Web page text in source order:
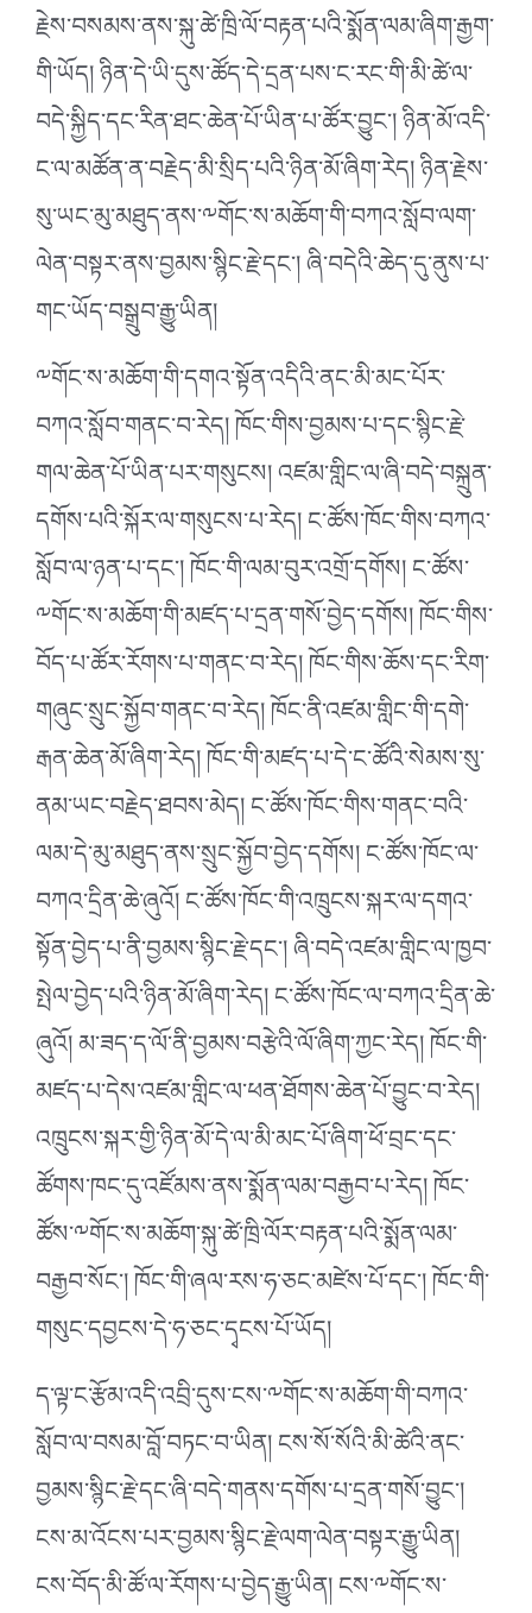
རྗེས་བསམས་ནས་སྐུ་ཚེ་ཁྲི་ལོ་བརྟན་པའི་སྨོན་ལམ་ཞིག་རྒྱག་
གི་ཡོད། ཉིན་དེ་ཡི་དུས་ཚོད་དེ་དྲན་པས་ང་རང་གི་མི་ཚེ་ལ་
བདེ་སྐྱིད་དང་རིན་ཐང་ཆེན་པོ་ཡིན་པ་ཚོར་བྱུང་། ཉིན་མོ་འདི་
ང་ལ་མཚོན་ན་བརྗེད་མི་སྲིད་པའི་ཉིན་མོ་ཞིག་རེད། ཉིན་རྗེས་
སུ་ཡང་མུ་མཐུད་ནས་༸གོང་ས་མཆོག་གི་བཀའ་སློབ་ལག་
ལེན་བསྟར་ནས་བྱམས་སྙིང་རྗེ་དང་། ཞི་བདེའི་ཆེད་དུ་ནུས་པ་
གང་ཡོད་བསྒྲུབ་རྒྱུ་ཡིན།
༸གོང་ས་མཆོག་གི་དགའ་སྟོན་འདིའི་ནང་མི་མང་པོར་
བཀའ་སློབ་གནང་བ་རེད། ཁོང་གིས་བྱམས་པ་དང་སྙིང་རྗེ་
གལ་ཆེན་པོ་ཡིན་པར་གསུངས། འཛམ་གླིང་ལ་ཞི་བདེ་བསྐྲུན་
དགོས་པའི་སྐོར་ལ་གསུངས་པ་རེད། ང་ཚོས་ཁོང་གིས་བཀའ་
སློབ་ལ་ཉན་པ་དང་། ཁོང་གི་ལམ་བུར་འགྲོ་དགོས། ང་ཚོས་
༸གོང་ས་མཆོག་གི་མཛད་པ་དྲན་གསོ་བྱེད་དགོས། ཁོང་གིས་
བོད་པ་ཚོར་རོགས་པ་གནང་བ་རེད། ཁོང་གིས་ཆོས་དང་རིག་
གཞུང་སྲུང་སྐྱོབ་གནང་བ་རེད། ཁོང་ནི་འཛམ་གླིང་གི་དགེ་
རྒན་ཆེན་མོ་ཞིག་རེད། ཁོང་གི་མཛད་པ་དེ་ང་ཚོའི་སེམས་སུ་
ནམ་ཡང་བརྗེད་ཐབས་མེད། ང་ཚོས་ཁོང་གིས་གནང་བའི་
ལམ་དེ་མུ་མཐུད་ནས་སྲུང་སྐྱོབ་བྱེད་དགོས། ང་ཚོས་ཁོང་ལ་
བཀའ་དྲིན་ཆེ་ཞུའོ། ང་ཚོས་ཁོང་གི་འཁྲུངས་སྐར་ལ་དགའ་
སྟོན་བྱེད་པ་ནི་བྱམས་སྙིང་རྗེ་དང་། ཞི་བདེ་འཛམ་གླིང་ལ་ཁྱབ་
སྤེལ་བྱེད་པའི་ཉིན་མོ་ཞིག་རེད། ང་ཚོས་ཁོང་ལ་བཀའ་དྲིན་ཆེ་
ཞུའོ། མ་ཟད་ད་ལོ་ནི་བྱམས་བརྩེའི་ལོ་ཞིག་ཀྱང་རེད། ཁོང་གི་
མཛད་པ་དེས་འཛམ་གླིང་ལ་ཕན་ཐོགས་ཆེན་པོ་བྱུང་བ་རེད།
འཁྲུངས་སྐར་གྱི་ཉིན་མོ་དེ་ལ་མི་མང་པོ་ཞིག་ཕོ་བྲང་དང་
ཚོགས་ཁང་དུ་འཛོམས་ནས་སྨོན་ལམ་བརྒྱབ་པ་རེད། ཁོང་
ཚོས་༸གོང་ས་མཆོག་སྐུ་ཚེ་ཁྲི་ལོར་བརྟན་པའི་སྨོན་ལམ་
བརྒྱབ་སོང་། ཁོང་གི་ཞལ་རས་ཧ་ཅང་མཛེས་པོ་དང་། ཁོང་གི་
གསུང་དབྱངས་དེ་ཧ་ཅང་དྭངས་པོ་ཡོད།
ད་ལྟ་ང་རྩོམ་འདི་འབྲི་དུས་ངས་༸གོང་ས་མཆོག་གི་བཀའ་
སློབ་ལ་བསམ་བློ་བཏང་བ་ཡིན། ངས་སོ་སོའི་མི་ཚེའི་ནང་
བྱམས་སྙིང་རྗེ་དང་ཞི་བདེ་གནས་དགོས་པ་དྲན་གསོ་བྱུང་།
ངས་མ་འོངས་པར་བྱམས་སྙིང་རྗེ་ལག་ལེན་བསྟར་རྒྱུ་ཡིན།
ངས་བོད་མི་ཚོ་ལ་རོགས་པ་བྱེད་རྒྱུ་ཡིན། ངས་༸གོང་ས་